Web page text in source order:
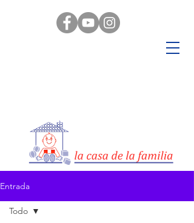
Entrada
Todo